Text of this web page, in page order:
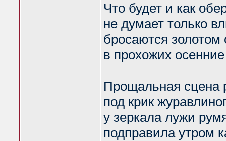
Что будет и как
не думает только
бросаются золотом
в прохожих
Прощальная сцена
под крик
у зеркала лужи
подправила утром